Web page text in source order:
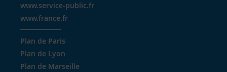
www.service-public.fr
www.france.fr
Plan de Paris
Plan de Lyon
Plan de Marseille